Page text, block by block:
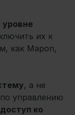
уровне
их к
как Mapon,
, а не
управлению
ко